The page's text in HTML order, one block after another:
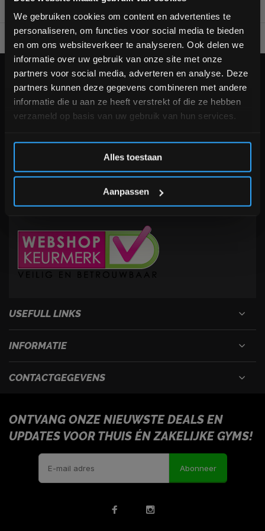
We gebruiken cookies om content en advertenties te
personaliseren, om functies voor social media te bieden
en om ons websiteverkeer te analyseren. Ook delen we
informatie over uw gebruik van onze site met onze
partners voor social media, adverteren en analyse. Deze
partners kunnen deze gegevens combineren met andere
informatie die u aan ze heeft verstrekt of die ze hebben
verzameld op basis van uw gebruik van hun services.
Alles toestaan
Aanpassen
KLANTENSERVICE
Veelgestelde vragen
+31 (0)24 645 1309
USEFULL LINKS
INFORMATIE
CONTACTGEGEVENS
ONTVANG ONZE NIEUWSTE DEALS EN
UPDATES VOOR THUIS ÉN ZAKELIJKE GYMS!
Abonneer
bestelling
Schrijf je in voor onze nieuwsbrief om op de hoogte te
blijven over onze nieuwe producten, deals en meer
interessante info. Ontvang 5% korting op je eerstvolgende
aankoop! 😀
Inschrijven
*Verzendkosten vallen buiten de korting